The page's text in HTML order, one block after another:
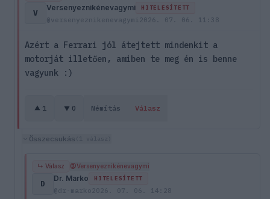
V
Versenyeznikénevagymi HITELESÍTETT
@versenyeznikenevagymi2026. 07. 06. 11:38
Azért a Ferrari jól átejtett mindenkit a
motorját illetően, amiben te meg én is benne
vagyunk :)
1 0 Némítás Válasz
Összecsukás
↳ Válasz @Versenyeznikénevagymi
D
Dr. Marko HITELESÍTETT
@dr-marko2026. 07. 06. 14:28